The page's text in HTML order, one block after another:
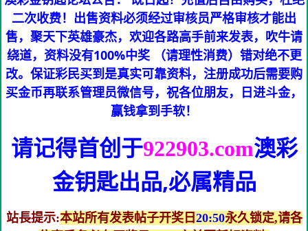
二次收费！出售资料必须经过审核员严格审核才能出
售，聚天下英雄豪杰，欢迎各路高手前来发表，吹牛请
绕道，资料没有100%中奖 （请理性消费）错对绝不更
改。保证彩民买到是真实可靠资料，注册成功后需要购
买金币再联系管理员微信号，祝各位朋友，日进斗金，
赢钱拿到手软！
请记得首创于922903.com澳彩
金钥匙出品,必属精品
站長提示:本站所有发表帖子开奖日 20:50永久锁定,请各